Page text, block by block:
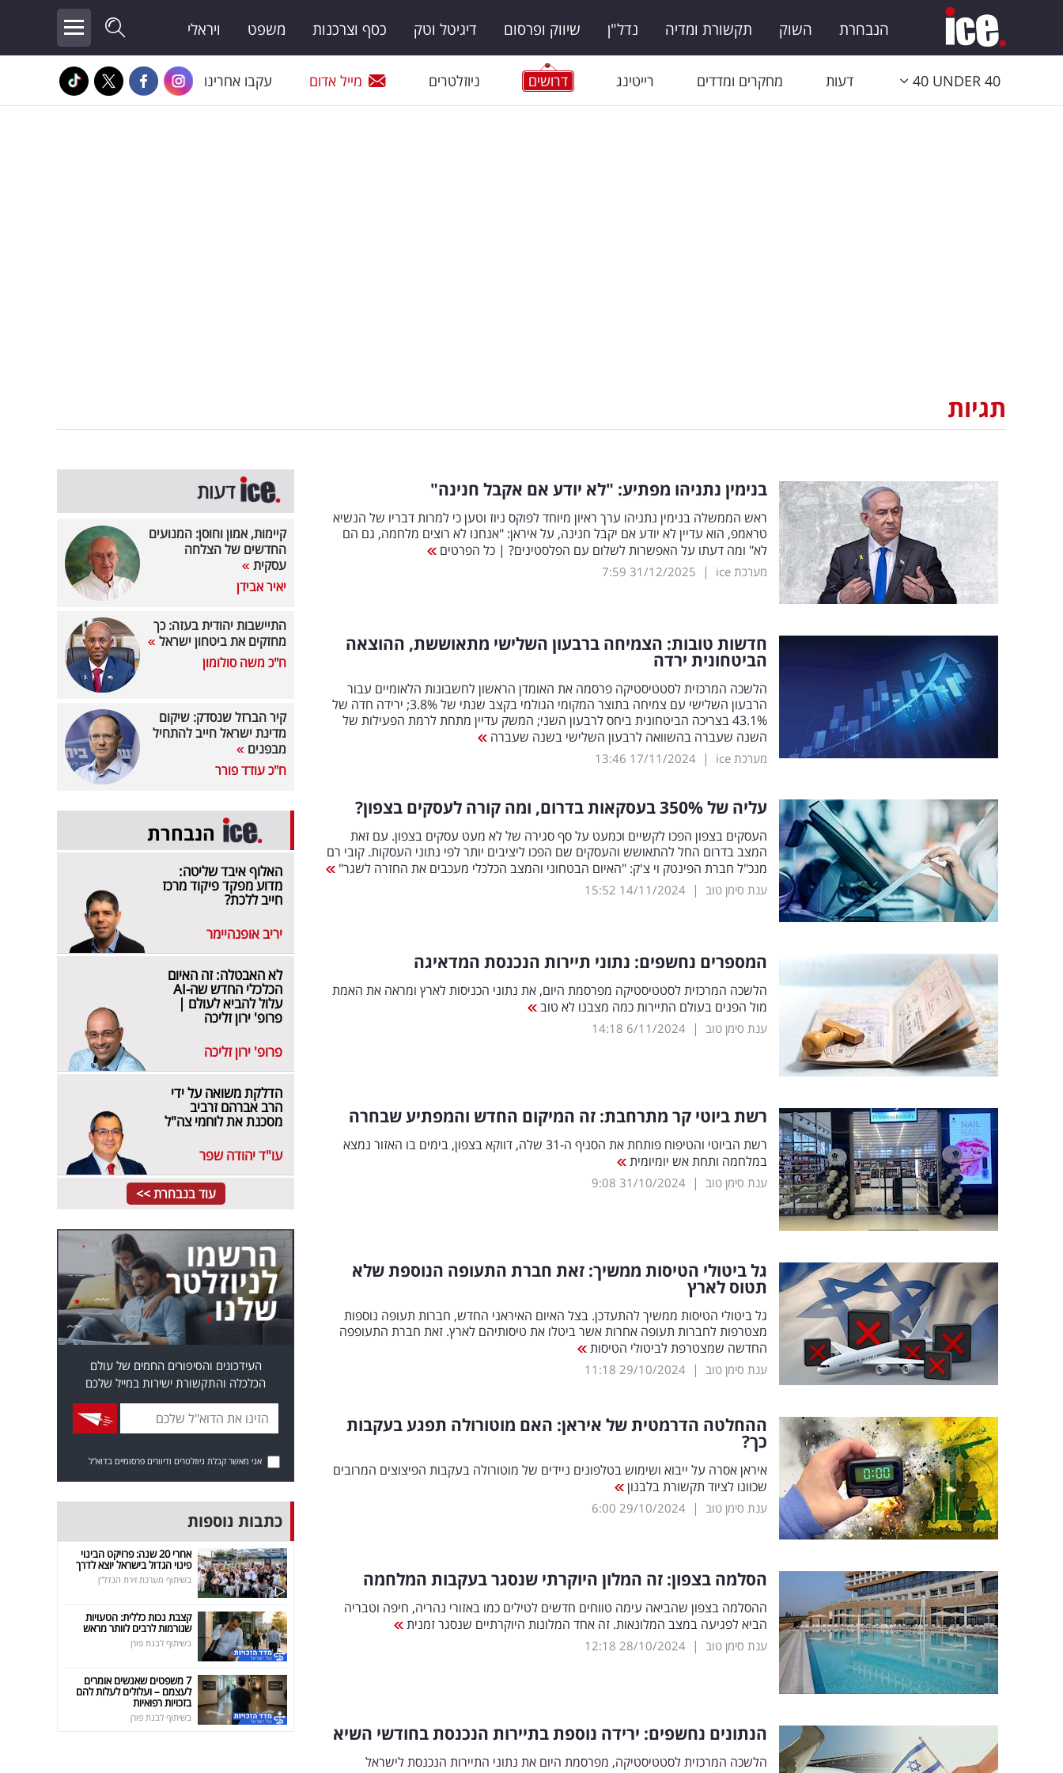
הנבחרת השוק תקשורת ומדיה נדל"ן שיווק ופרסום דיגיטל וטק כסף וצרכנות משפט ויראלי
40 UNDER 40 דעות מחקרים ומדדים רייטינג דרושים ניוזלטרים מייל אדום עקבו אחרינו
תגיות
בנימין נתניהו מפתיע: "לא יודע אם אקבל חנינה"
ראש הממשלה בנימין נתניהו ערך ראיון מיוחד לפוקס ניוז וטען כי למרות דבריו של הנשיא
טראמפ, הוא עדיין לא יודע אם יקבל חנינה, על איראן: "אנחנו לא רוצים מלחמה, גם הם
לא" ומה דעתו על האפשרות לשלום עם הפלסטינים? | כל הפרטים
מערכת ice |
31/12/2025
7:59
חדשות טובות: הצמיחה ברבעון השלישי מתאוששת, ההוצאה
הביטחונית ירדה
הלשכה המרכזית לסטטיסטיקה פרסמה את האומדן הראשון לחשבונות הלאומיים עבור
הרבעון השלישי עם צמיחה בתוצר המקומי הגולמי בקצב שנתי של 3.8%; ירידה חדה של
43.1% בצריכה הביטחונית ביחס לרבעון השני; המשק עדיין מתחת לרמת הפעילות של
השנה שעברה בהשוואה לרבעון השלישי בשנה שעברה
מערכת ice |
17/11/2024
13:46
עליה של 350% בעסקאות בדרום, ומה קורה לעסקים בצפון?
העסקים בצפון הפכו לקשיים וכמעט על סף סגירה של לא מעט עסקים בצפון. עם זאת
המצב בדרום החל להתאושש והעסקים שם הפכו ליציבים יותר לפי נתוני העסקות. קובי רם
מנכ"ל חברת הפינטק וי צ'ק: "האיום הבטחוני והמצב הכלכלי מעכבים את החזרה לשגר"
ענת סימן טוב |
14/11/2024
15:52
המספרים נחשפים: נתוני תיירות הנכנסת המדאיגה
הלשכה המרכזית לסטטיסטיקה מפרסמת היום, את נתוני הכניסות לארץ ומראה את האמת
מול הפנים בעולם התיירות כמה מצבנו לא טוב
ענת סימן טוב |
6/11/2024
14:18
רשת ביוטי קר מתרחבת: זה המיקום החדש והמפתיע שבחרה
רשת הביוטי והטיפוח פותחת את הסניף ה-31 שלה, דווקא בצפון, בימים בו האזור נמצא
במלחמה ותחת אש יומיומית
ענת סימן טוב |
31/10/2024
9:08
גל ביטולי הטיסות ממשיך: זאת חברת התעופה הנוספת שלא
תטוס לארץ
גל ביטולי הטיסות ממשיך להתעדכן. בצל האיום האיראני החדש, חברות תעופה נוספות
מצטרפות לחברות תעופה אחרות אשר ביטלו את טיסותיהם לארץ. זאת חברת התעופפה
החדשה שמצטרפת לביטולי הטיסות
ענת סימן טוב |
29/10/2024
11:18
ההחלטה הדרמטית של איראן: האם מוטורולה תפגע בעקבות
כך?
איראן אסרה על ייבוא ושימוש בטלפונים ניידים של מוטורולה בעקבות הפיצוצים המרובים
שכוונו לציוד תקשורת בלבנון
ענת סימן טוב |
29/10/2024
6:00
הסלמה בצפון: זה המלון היוקרתי שנסגר בעקבות המלחמה
ההסלמה בצפון שהביאה עימה טווחים חדשים לטילים כמו באזורי נהריה, חיפה וטבריה
הביא לפגיעה במצב המלונאות. זה אחד המלונות היוקרתיים שנסגר זמנית
ענת סימן טוב |
28/10/2024
12:18
הנתונים נחשפים: ירידה נוספת בתיירות הנכנסת בחודשי השיא
הלשכה המרכזית לסטטיסטיקה, מפרסמת היום את נתוני התיירות הנכנסת לישראל
דעות
קיימות, אמון וחוסן: המנועים
החדשים של הצלחה
עסקית
יאיר אבידן
התיישבות יהודית בעזה: כך
מחזקים את ביטחון ישראל
ח"כ משה סולומון
קיר הברזל שנסדק: שיקום
מדינת ישראל חייב להתחיל
מבפנים
ח"כ עודד פורר
הנבחרת
האלוף איבד שליטה:
מדוע מפקד פיקוד מרכז
חייב ללכת?
יריב אופנהיימר
לא האבטלה: זה האיום
הכלכלי החדש שה-AI
עלול להביא לעולם |
פרופ' ירון זליכה
פרופ' ירון זליכה
הדלקת משואה על ידי
הרב אברהם זרביב
מסכנת את לוחמי צה"ל
עו"ד יהודה שפר
עוד בנבחרת >>
העידכונים והסיפורים החמים של עולם
הכלכלה והתקשורת ישירות במייל שלכם
אני מאשר קבלת ניוזלטרים ודיוורים פרסומיים בדוא"ל
כתבות נוספות
אחרי 20 שנה: פרויקט הבינוי
פינוי הגדול בישראל יוצא לדרך
בשיתוף מערכת זירת הנדל"ן
קצבת נכות כללית: הטעויות
שגורמות לרבים לוותר מראש
בשיתוף לבנת פורן
7 משפטים שאנשים אומרים
לעצמם – ועלולים לעלות להם
בזכויות רפואיות
בשיתוף לבנת פורן